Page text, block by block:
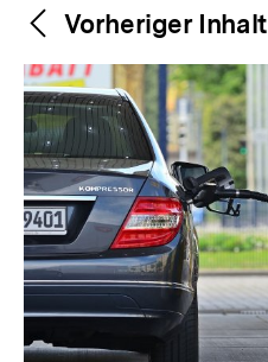
Weitere
Inhalte
Content-
Navigation
Vorheriger Inhalt